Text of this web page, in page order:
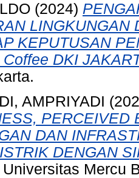
(2024)
LINGKUNGAN
KEPUTUSAN
DKI
AMPRIYADI
PERCEIVED
DAN
DENGAN
Mercu